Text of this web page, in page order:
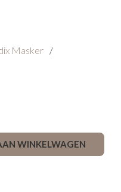
Masker /
WINKELWAGEN